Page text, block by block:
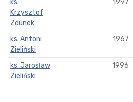
ks.
Krzysztof
Zdunek
1997
ks. Antoni
Zieliński
1967
ks. Jarosław
Zieliński
1996